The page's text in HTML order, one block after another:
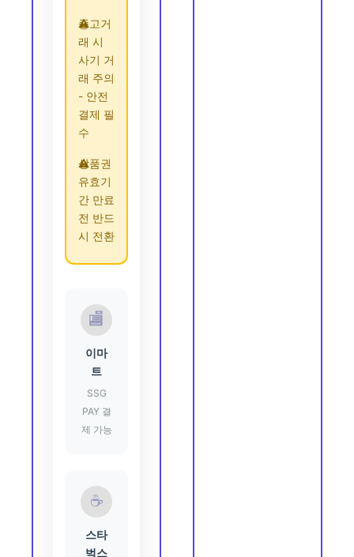
중고거
래 시
사기 거
래 주의
- 안전
결제 필
수
상품권
유효기
간 만료
전 반드
시 전환
🏬
이마
트
SSG
PAY 결
제 가능
☕
스타
벅스